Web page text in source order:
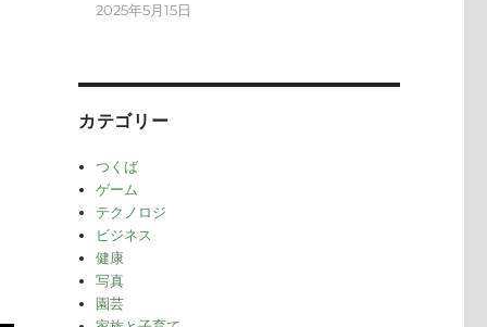
2025年5月15日
カテゴリー
つくば
ゲーム
テクノロジ
ビジネス
健康
写真
園芸